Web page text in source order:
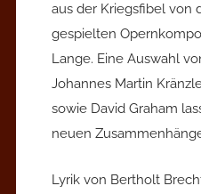
aus der Kriegsfibel von
gespielten
Lange. Eine Auswahl
Johannes Martin
sowie David Graham
neuen
Lyrik von Bertholt